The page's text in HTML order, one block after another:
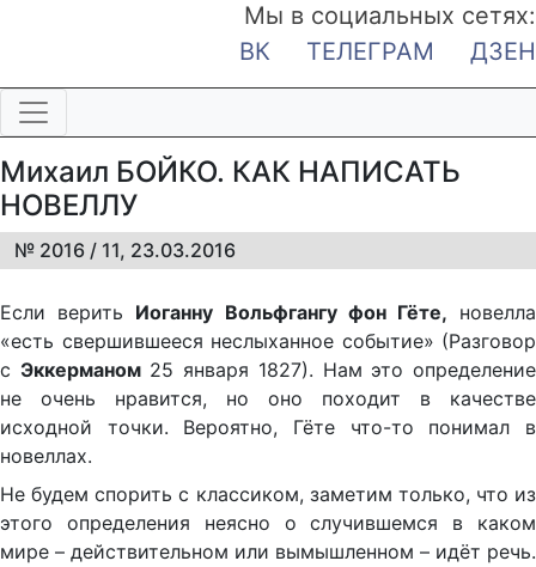
Мы в социальных сетях:
ВК
ТЕЛЕГРАМ ДЗЕН
Михаил БОЙКО. КАК НАПИСАТЬ
НОВЕЛЛУ
№ 2016 / 11, 23.03.2016
Если верить Иоганну Вольфгангу фон Гёте, новелла
«есть свершившееся неслыханное событие» (Разговор
с Эккерманом25 января 1827). Нам это определение
не очень нравится, но оно походит в качестве
исходной точки. Вероятно, Гёте что-то понимал в
новеллах.
Не будем спорить с классиком, заметим только, что из
этого определения неясно о случившемся в каком
мире – действительном или вымышленном – идёт речь.